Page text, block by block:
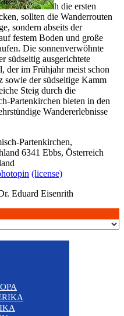
h die ersten
sollten die Wanderrouten
sondern abseits der
festem Boden und große
Die sonnenverwöhnte
südseitig ausgerichtete
der im Frühjahr meist schon
sowie der südseitige Kamm
Steig durch die
Partenkirchen bieten in den
Wandererlebnisse
Partenkirchen,
6341 Ebbs, Österreich
(license)
Eduard Eisenrith